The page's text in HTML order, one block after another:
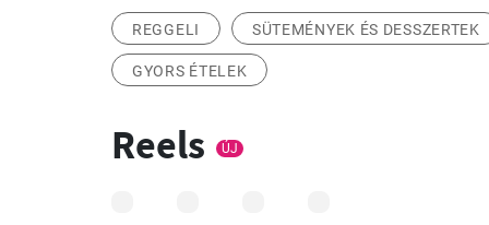
REGGELI SÜTEMÉNYEK ÉS DESSZERTEK
GYORS ÉTELEK
Reels ÚJ